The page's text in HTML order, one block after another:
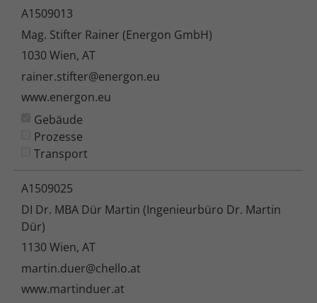
A1509013
Mag. Stifter Rainer (Energon GmbH)
1030 Wien, AT
rainer.stifter@energon.eu
www.energon.eu
Gebäude
Prozesse
Transport
A1509025
DI Dr. MBA Dür Martin (Ingenieurbüro Dr. Martin
Dür)
1130 Wien, AT
martin.duer@chello.at
www.martinduer.at